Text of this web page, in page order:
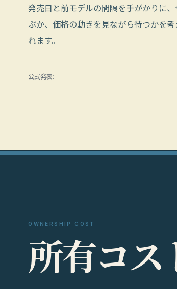
発売日と前モデルの間隔を手がかりに、
ぶか、価格の動きを見ながら待つかを考
れます。
公式発表:
OWNERSHIP COST
所有コス